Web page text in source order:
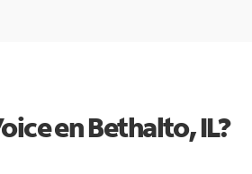
en Bethalto, IL?